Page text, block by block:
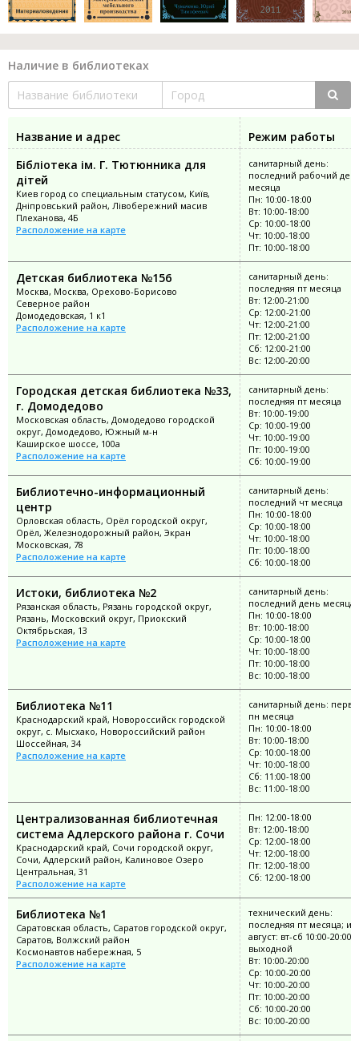
Наличие в библиотеках
Название и адрес
Режим работы
Бібліотека ім. Г. Тютюнника для
дітей
Киев город со специальным статусом, Київ,
Дніпровський район, Лівобережний масив
Плеханова, 4Б
Расположение на карте
санитарный день:
последний рабочий
месяца
Пн: 10:00-18:00
Вт: 10:00-18:00
Ср: 10:00-18:00
Чт: 10:00-18:00
Пт: 10:00-18:00
Детская библиотека №156
Москва, Москва, Орехово-Борисово
Северное район
Домодедовская, 1 к1
Расположение на карте
санитарный день:
последняя пт месяца
Вт: 12:00-21:00
Ср: 12:00-21:00
Чт: 12:00-21:00
Пт: 12:00-21:00
Сб: 12:00-21:00
Вс: 12:00-20:00
Городская детская библиотека №33,
г. Домодедово
Московская область, Домодедово городской
округ, Домодедово, Южный м-н
Каширское шоссе, 100а
Расположение на карте
санитарный день:
последняя пт месяца
Вт: 10:00-19:00
Ср: 10:00-19:00
Чт: 10:00-19:00
Пт: 10:00-19:00
Сб: 10:00-19:00
Библиотечно-информационный
центр
Орловская область, Орёл городской округ,
Орёл, Железнодорожный район, Экран
Московская, 78
Расположение на карте
санитарный день:
последний чт месяца
Пн: 10:00-18:00
Ср: 10:00-18:00
Чт: 10:00-18:00
Пт: 10:00-18:00
Сб: 10:00-18:00
Истоки, библиотека №2
Рязанская область, Рязань городской округ,
Рязань, Московский округ, Приокский
Октябрьская, 13
Расположение на карте
санитарный день:
последний день месяца
Пн: 10:00-18:00
Вт: 10:00-18:00
Ср: 10:00-18:00
Чт: 10:00-18:00
Пт: 10:00-18:00
Вс: 10:00-18:00
Библиотека №11
Краснодарский край, Новороссийск городской
округ, с. Мысхако, Новороссийский район
Шоссейная, 34
Расположение на карте
санитарный день:
пн месяца
Пн: 10:00-18:00
Вт: 10:00-18:00
Ср: 10:00-18:00
Чт: 10:00-18:00
Сб: 11:00-18:00
Вс: 11:00-18:00
Централизованная библиотечная
система Адлерского района г. Сочи
Краснодарский край, Сочи городской округ,
Сочи, Адлерский район, Калиновое Озеро
Центральная, 31
Расположение на карте
Пн: 12:00-18:00
Вт: 12:00-18:00
Ср: 12:00-18:00
Чт: 12:00-18:00
Пт: 12:00-18:00
Сб: 12:00-18:00
Библиотека №1
Саратовская область, Саратов городской округ,
Саратов, Волжский район
Космонавтов набережная, 5
Расположение на карте
технический день:
последняя пт месяца;
август: вт-сб 10:00-20:00;
выходной
Вт: 10:00-20:00
Ср: 10:00-20:00
Чт: 10:00-20:00
Пт: 10:00-20:00
Сб: 10:00-20:00
Вс: 10:00-20:00